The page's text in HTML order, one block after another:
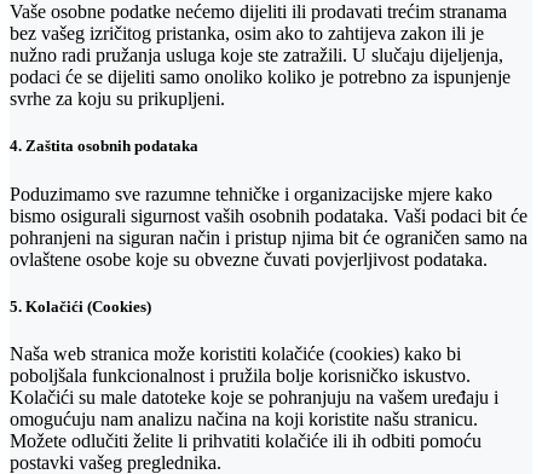
Vaše osobne podatke nećemo dijeliti ili prodavati trećim stranama
bez vašeg izričitog pristanka, osim ako to zahtijeva zakon ili je
nužno radi pružanja usluga koje ste zatražili. U slučaju dijeljenja,
podaci će se dijeliti samo onoliko koliko je potrebno za ispunjenje
svrhe za koju su prikupljeni.
4. Zaštita osobnih podataka
Poduzimamo sve razumne tehničke i organizacijske mjere kako
bismo osigurali sigurnost vaših osobnih podataka. Vaši podaci bit će
pohranjeni na siguran način i pristup njima bit će ograničen samo na
ovlaštene osobe koje su obvezne čuvati povjerljivost podataka.
5. Kolačići (Cookies)
Naša web stranica može koristiti kolačiće (cookies) kako bi
poboljšala funkcionalnost i pružila bolje korisničko iskustvo.
Kolačići su male datoteke koje se pohranjuju na vašem uređaju i
omogućuju nam analizu načina na koji koristite našu stranicu.
Možete odlučiti želite li prihvatiti kolačiće ili ih odbiti pomoću
postavki vašeg preglednika.